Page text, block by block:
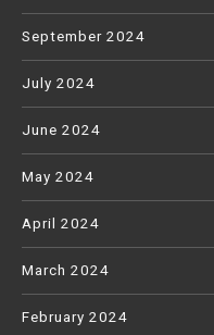
September 2024
July 2024
June 2024
May 2024
April 2024
March 2024
February 2024